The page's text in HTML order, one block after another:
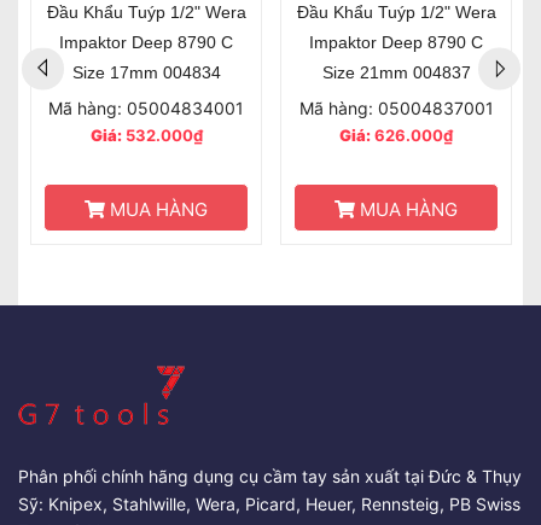
Đầu Khẩu Tuýp 1/2" Wera
Impaktor Deep 8790 C
Size 17mm 004834
Mã hàng: 05004834001
Giá:532.000₫
MUA HÀNG
Đầu Khẩu Tuýp 1/2" Wera
Impaktor Deep 8790 C
Size 21mm 004837
Mã hàng: 05004837001
Giá:626.000₫
MUA HÀNG
Phân phối chính hãng dụng cụ cầm tay sản xuất tại Đức & Thụy
Sỹ: Knipex, Stahlwille, Wera, Picard, Heuer, Rennsteig, PB Swiss